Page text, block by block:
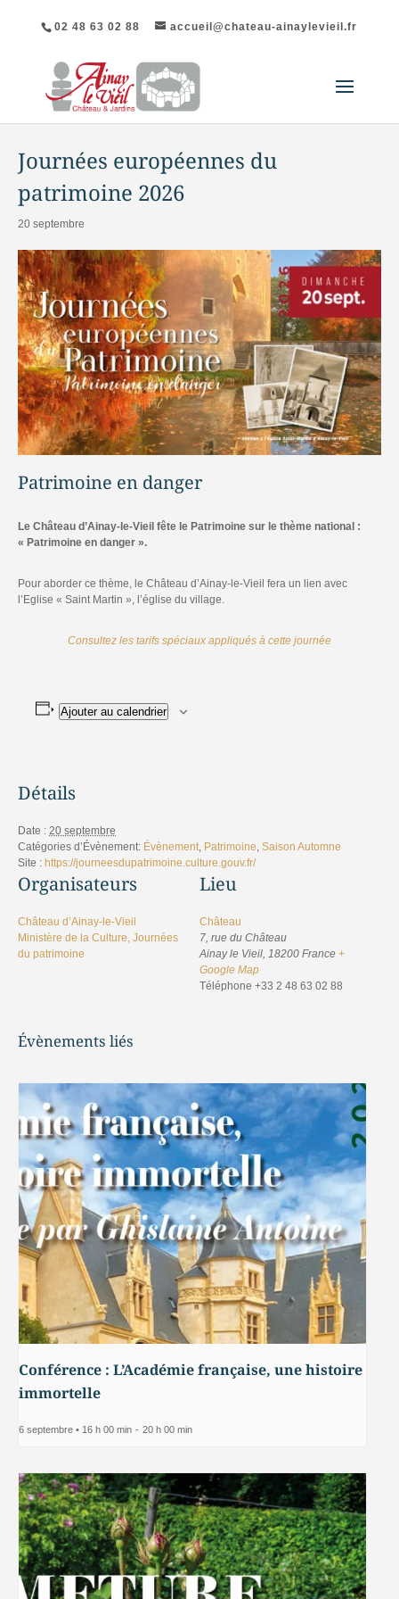
02 48 63 02 88 accueil@chateau-ainaylevieil.fr
« Tous les Évènements
Journées européennes du
patrimoine 2026
20 septembre
Patrimoine en danger
Le Château d’Ainay-le-Vieil fête le Patrimoine sur le thème national :
« Patrimoine en danger ».
Pour aborder ce thème, le Château d’Ainay-le-Vieil fera un lien avec
l’Eglise « Saint Martin », l’église du village.
Consultez les tarifs spéciaux appliqués à cette journée
Ajouter au calendrier
Détails
Date : 20 septembre
Catégories d’Évènement: Évènement Patrimoine Saison Automne
Site : https://journeesdupatrimoine.culture.gouv.fr/
Lieu
Château
7, rue du Château
Ainay le Vieil 18200 France +
Google Map
Téléphone +33 2 48 63 02 88
Organisateurs
Château d’Ainay-le-Vieil
Ministère de la Culture, Journées
du patrimoine
Évènements liés
Conférence : L’Académie française, une histoire
immortelle
6 septembre • 16 h 00 min - 20 h 00 min